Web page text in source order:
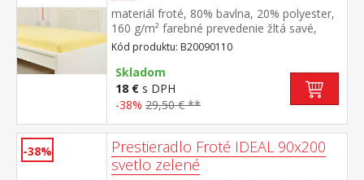
materiál froté, 80% bavlna, 20% polyester,
160 g/m² farebné prevedenie žltá savé,
odolné, stálofarebné, obšité gumou pre
matrace do výšky 25 cm prateľné do 40 °C
Kód produktu: B20090110
Skladom
18 € s DPH
-38% 29,50 € **
-38%
Prestieradlo Froté IDEAL 90x200
svetlo zelené